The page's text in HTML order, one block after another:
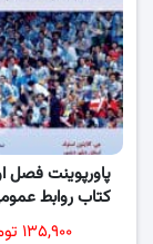
پاورپوینت فصل
کتاب روابط
۱۳۵,۹۰۰ تومان